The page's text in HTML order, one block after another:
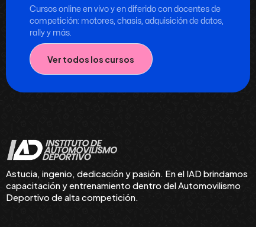
Cursos online en vivo y en diferido con docentes de
competición: motores, chasis, adquisición de datos,
rally y más.
Ver todos los cursos
Astucia, ingenio, dedicación y pasión. En el IAD brindamos
capacitación y entrenamiento dentro del Automovilismo
Deportivo de alta competición.